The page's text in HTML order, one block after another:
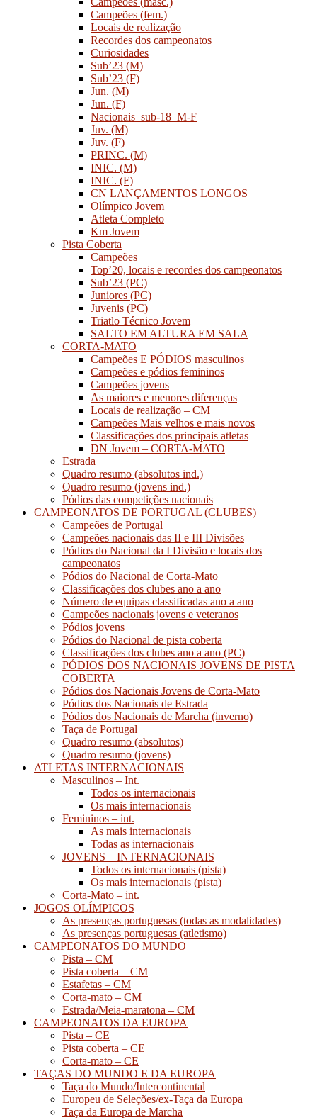
Campeões (fem.)
Locais de realização
Recordes dos campeonatos
Curiosidades
Sub’23 (M)
Sub’23 (F)
Jun. (M)
Jun. (F)
Nacionais_sub-18_M-F
Juv. (M)
Juv. (F)
PRINC. (M)
INIC. (M)
INIC. (F)
CN LANÇAMENTOS LONGOS
Olímpico Jovem
Atleta Completo
Km Jovem
Pista Coberta
Campeões
Top’20, locais e recordes dos campeonatos
Sub’23 (PC)
Juniores (PC)
Juvenis (PC)
Triatlo Técnico Jovem
SALTO EM ALTURA EM SALA
CORTA-MATO
Campeões E PÓDIOS masculinos
Campeões e pódios femininos
Campeões jovens
As maiores e menores diferenças
Locais de realização – CM
Campeões Mais velhos e mais novos
Classificações dos principais atletas
DN Jovem – CORTA-MATO
Estrada
Quadro resumo (absolutos ind.)
Quadro resumo (jovens ind.)
Pódios das competições nacionais
CAMPEONATOS DE PORTUGAL (CLUBES)
Campeões de Portugal
Campeões nacionais das II e III Divisões
Pódios do Nacional da I Divisão e locais dos
campeonatos
Pódios do Nacional de Corta-Mato
Classificações dos clubes ano a ano
Número de equipas classificadas ano a ano
Campeões nacionais jovens e veteranos
Pódios jovens
Pódios do Nacional de pista coberta
Classificações dos clubes ano a ano (PC)
PÓDIOS DOS NACIONAIS JOVENS DE PISTA
COBERTA
Pódios dos Nacionais Jovens de Corta-Mato
Pódios dos Nacionais de Estrada
Pódios dos Nacionais de Marcha (inverno)
Taça de Portugal
Quadro resumo (absolutos)
Quadro resumo (jovens)
ATLETAS INTERNACIONAIS
Masculinos – Int.
Todos os internacionais
Os mais internacionais
Femininos – int.
As mais internacionais
Todas as internacionais
JOVENS – INTERNACIONAIS
Todos os internacionais (pista)
Os mais internacionais (pista)
Corta-Mato – int.
JOGOS OLÍMPICOS
As presenças portuguesas (todas as modalidades)
As presenças portuguesas (atletismo)
CAMPEONATOS DO MUNDO
Pista – CM
Pista coberta – CM
Estafetas – CM
Corta-mato – CM
Estrada/Meia-maratona – CM
CAMPEONATOS DA EUROPA
Pista – CE
Pista coberta – CE
Corta-mato – CE
TAÇAS DO MUNDO E DA EUROPA
Taça do Mundo/Intercontinental
Europeu de Seleções/ex-Taça da Europa
Taça da Europa de Marcha